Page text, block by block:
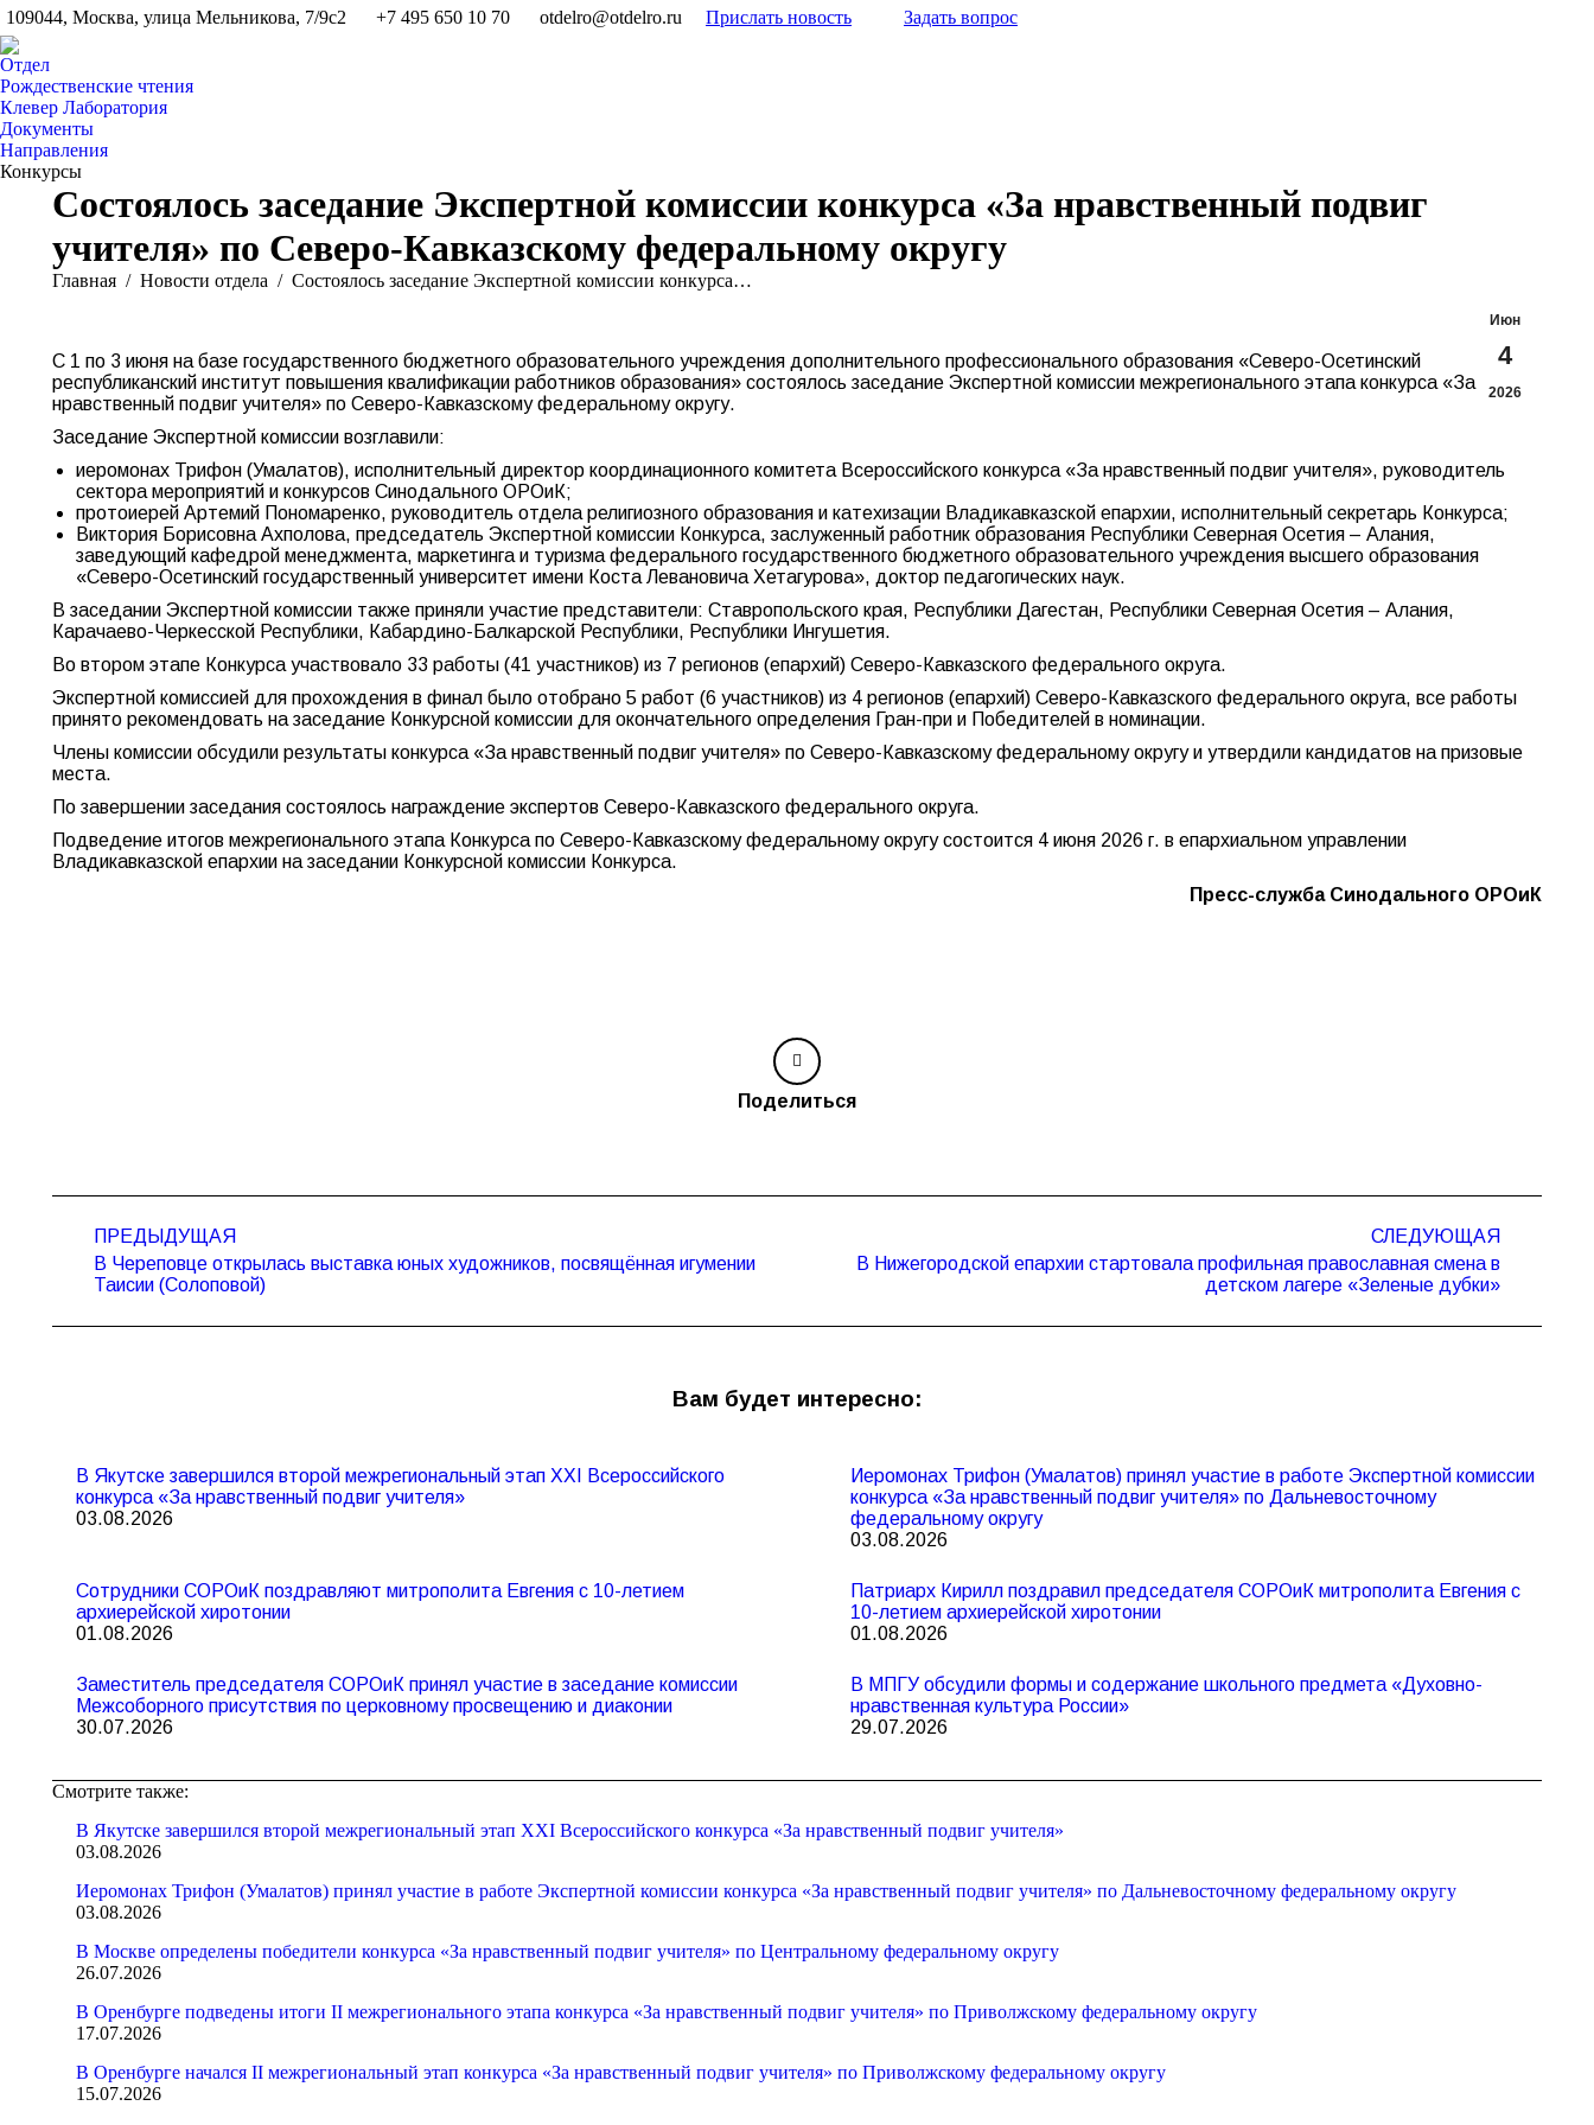
109044, Москва, улица Мельникова, 7/9с2 +7 495 650 10 70 otdelro@otdelro.ru Прислать новость Задать вопрос
Отдел
Рождественские чтения
Клевер Лаборатория
Документы
Направления
Конкурсы
Состоялось заседание Экспертной комиссии конкурса «За нравственный подвиг
учителя» по Северо-Кавказскому федеральному округу
Вы здесь:
Главная Новости отдела Состоялось заседание Экспертной комиссии конкурса…
Июн
4
2026
С 1 по 3 июня на базе государственного бюджетного образовательного учреждения дополнительного профессионального образования «Северо-Осетинский
республиканский институт повышения квалификации работников образования» состоялось заседание Экспертной комиссии межрегионального этапа конкурса «За
нравственный подвиг учителя» по Северо-Кавказскому федеральному округу.
Заседание Экспертной комиссии возглавили:
иеромонах Трифон (Умалатов), исполнительный директор координационного комитета Всероссийского конкурса «За нравственный подвиг учителя», руководитель
сектора мероприятий и конкурсов Синодального ОРОиК;
протоиерей Артемий Пономаренко, руководитель отдела религиозного образования и катехизации Владикавказской епархии, исполнительный секретарь Конкурса;
Виктория Борисовна Ахполова, председатель Экспертной комиссии Конкурса, заслуженный работник образования Республики Северная Осетия – Алания,
заведующий кафедрой менеджмента, маркетинга и туризма федерального государственного бюджетного образовательного учреждения высшего образования
«Северо-Осетинский государственный университет имени Коста Левановича Хетагурова», доктор педагогических наук.
В заседании Экспертной комиссии также приняли участие представители: Ставропольского края, Республики Дагестан, Республики Северная Осетия – Алания,
Карачаево-Черкесской Республики, Кабардино-Балкарской Республики, Республики Ингушетия.
Во втором этапе Конкурса участвовало 33 работы (41 участников) из 7 регионов (епархий) Северо-Кавказского федерального округа.
Экспертной комиссией для прохождения в финал было отобрано 5 работ (6 участников) из 4 регионов (епархий) Северо-Кавказского федерального округа, все работы
принято рекомендовать на заседание Конкурсной комиссии для окончательного определения Гран-при и Победителей в номинации.
Члены комиссии обсудили результаты конкурса «За нравственный подвиг учителя» по Северо-Кавказскому федеральному округу и утвердили кандидатов на призовые
места.
По завершении заседания состоялось награждение экспертов Северо-Кавказского федерального округа.
Подведение итогов межрегионального этапа Конкурса по Северо-Кавказскому федеральному округу состоится 4 июня 2026 г. в епархиальном управлении
Владикавказской епархии на заседании Конкурсной комиссии Конкурса.
Пресс-служба Синодального ОРОиК
Поделиться
записям
ПРЕДЫДУЩАЯ
Предыдущая
запись:
В Череповце открылась выставка юных художников, посвящённая игумении
Таисии (Солоповой)
СЛЕДУЮЩАЯ
Следующая
В Нижегородской епархии стартовала профильная православная смена в
детском лагере «Зеленые дубки»
Вам будет интересно:
В Якутске завершился второй межрегиональный этап XXI Всероссийского
конкурса «За нравственный подвиг учителя»
03.08.2026
Иеромонах Трифон (Умалатов) принял участие в работе Экспертной комиссии
конкурса «За нравственный подвиг учителя» по Дальневосточному
федеральному округу
03.08.2026
Сотрудники СОРОиК поздравляют митрополита Евгения с 10-летием
архиерейской хиротонии
01.08.2026
Патриарх Кирилл поздравил председателя СОРОиК митрополита Евгения с
10-летием архиерейской хиротонии
01.08.2026
Заместитель председателя СОРОиК принял участие в заседание комиссии
Межсоборного присутствия по церковному просвещению и диаконии
30.07.2026
В МПГУ обсудили формы и содержание школьного предмета «Духовно-
нравственная культура России»
29.07.2026
Смотрите также:
В Якутске завершился второй межрегиональный этап XXI Всероссийского конкурса «За нравственный подвиг учителя»
03.08.2026
Иеромонах Трифон (Умалатов) принял участие в работе Экспертной комиссии конкурса «За нравственный подвиг учителя» по Дальневосточному федеральному округу
03.08.2026
В Москве определены победители конкурса «За нравственный подвиг учителя» по Центральному федеральному округу
26.07.2026
В Оренбурге подведены итоги II межрегионального этапа конкурса «За нравственный подвиг учителя» по Приволжскому федеральному округу
17.07.2026
В Оренбурге начался II межрегиональный этап конкурса «За нравственный подвиг учителя» по Приволжскому федеральному округу
15.07.2026